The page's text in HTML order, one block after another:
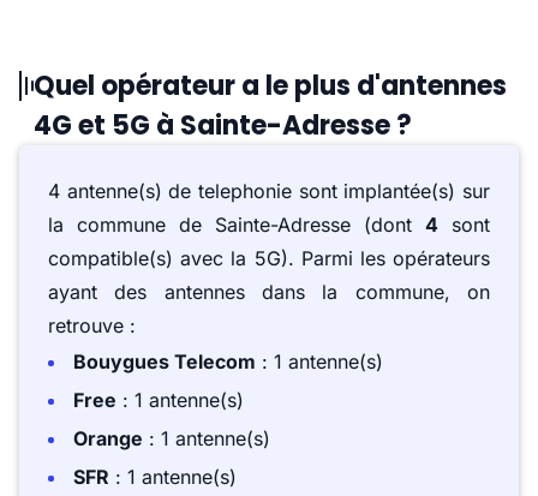
Quel opérateur a le plus d'antennes
4G et 5G à Sainte-Adresse ?
4 antenne(s) de telephonie sont implantée(s) sur
la commune de Sainte-Adresse (dont 4 sont
compatible(s) avec la 5G). Parmi les opérateurs
ayant des antennes dans la commune, on
retrouve :
Bouygues Telecom : 1 antenne(s)
Free : 1 antenne(s)
Orange : 1 antenne(s)
SFR : 1 antenne(s)